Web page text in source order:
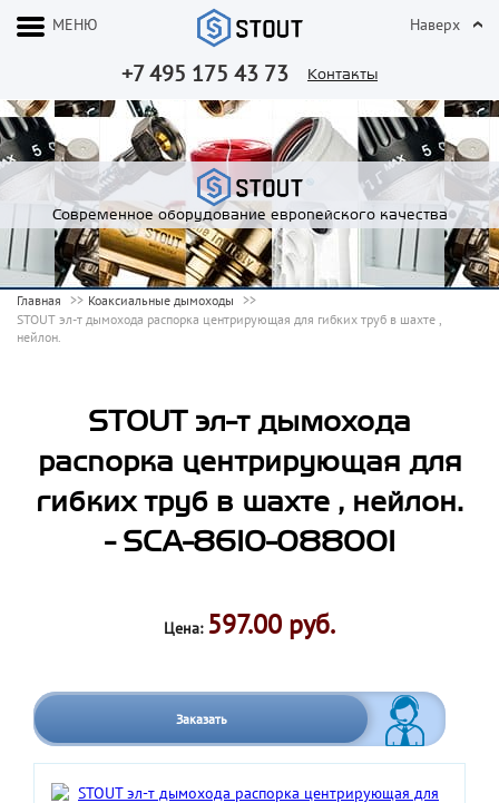
+7 495 175 43 73 Контакты
МЕНЮ Наверх
Современное оборудование европейского качества
Главная
Коаксиальные дымоходы
STOUT эл-т дымохода распорка центрирующая для гибких труб в шахте ,
нейлон.
STOUT эл-т дымохода
распорка центрирующая для
гибких труб в шахте , нейлон.
- SCA-8610-088001
Цена: 597.00 руб.
Заказать